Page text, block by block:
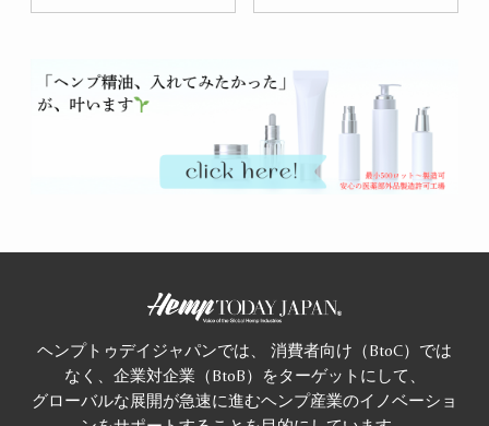
ヘンプトゥデイジャパンでは、 消費者向け（BtoC）では
なく、企業対企業（BtoB）をターゲットにして、
グローバルな展開が急速に進むヘンプ産業のイノベーショ